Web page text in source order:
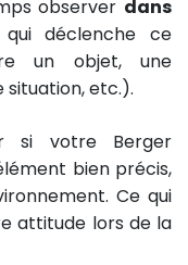
observer dans
déclenche ce
un objet, une
situation, etc.).
si votre Berger
bien précis,
Ce qui
attitude lors de la